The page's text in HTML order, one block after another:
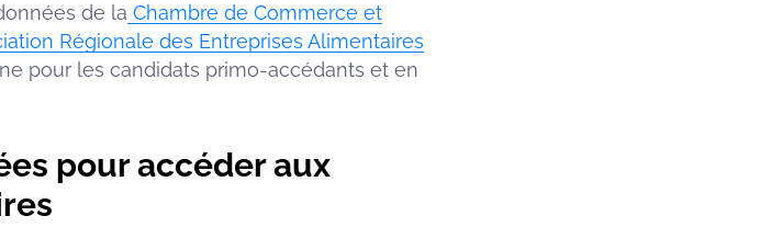
de la Chambre de Commerce et
Régionale des Entreprises Alimentaires
pour les candidats primo-accédants et en
pour accéder aux